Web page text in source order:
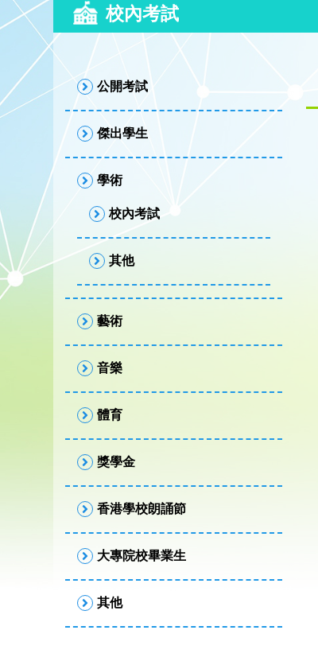
校內考試
公開考試
傑出學生
學術
校內考試
其他
藝術
音樂
體育
獎學金
香港學校朗誦節
大專院校畢業生
其他